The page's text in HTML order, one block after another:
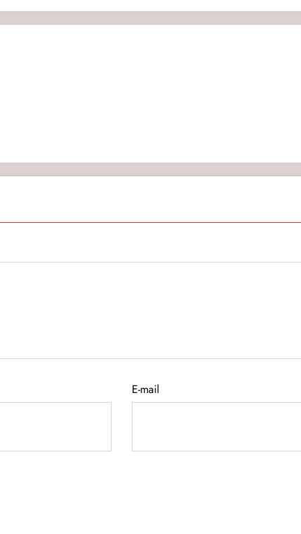
E-mail